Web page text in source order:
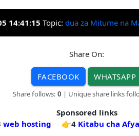
14:41:15 Topic: dua za Mitume na
Share On:
FACEBOOK WHATSAPP
Share follows: 0 | Unique share links
Sponsored links
web hosting 👉4 Kitabu cha Afya